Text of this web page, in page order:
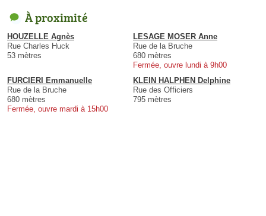
À proximité
HOUZELLE Agnès
Rue Charles Huck
53 mètres
LESAGE MOSER Anne
Rue de la Bruche
680 mètres
Fermée, ouvre lundi à 9h00
FURCIERI Emmanuelle
Rue de la Bruche
680 mètres
Fermée, ouvre mardi à 15h00
KLEIN HALPHEN Delphine
Rue des Officiers
795 mètres